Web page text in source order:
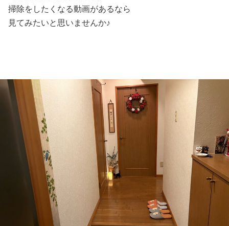
掃除をしたくなる動画があるなら
見てみたいと思いませんか♪